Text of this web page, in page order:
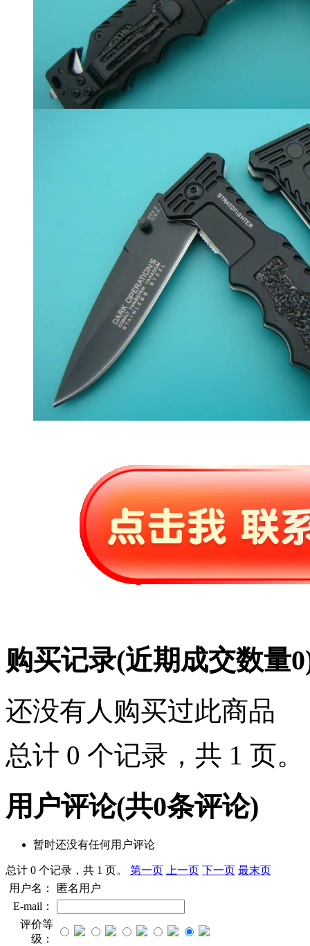
购买记录(近期成交数量0
还没有人购买过此商品
总计 0 个记录，共 1 页。
用户评论(共0条评论)
暂时还没有任何用户评论
总计 0 个记录，共 1 页。 第一页 上一页 下一页 最末页
用户名：
匿名用户
E-mail：
评价等
级：